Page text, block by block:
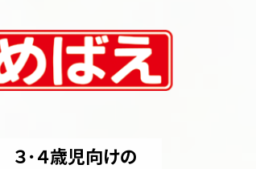
３･４歳児向けの